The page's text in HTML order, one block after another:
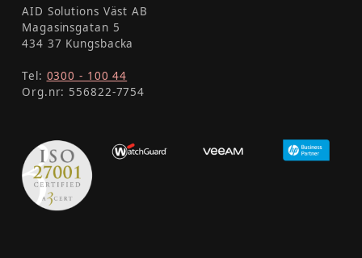
AID Solutions Väst AB
Magasinsgatan 5
434 37 Kungsbacka
Tel: 0300 - 100 44
Org.nr: 556822-7754